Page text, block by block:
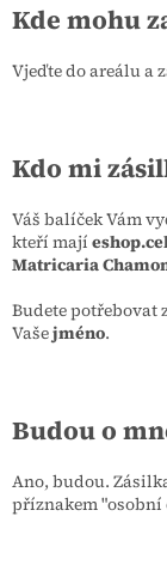
Kde mohu
Vjeďte do areálu a
Kdo mi
Váš balíček Vám
kteří mají
Matricaria
Budete potřebovat
Vašejméno.
Budou o
Ano, budou.
příznakem "osobní